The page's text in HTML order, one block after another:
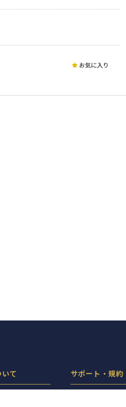
お気に入り
て サポート・規約